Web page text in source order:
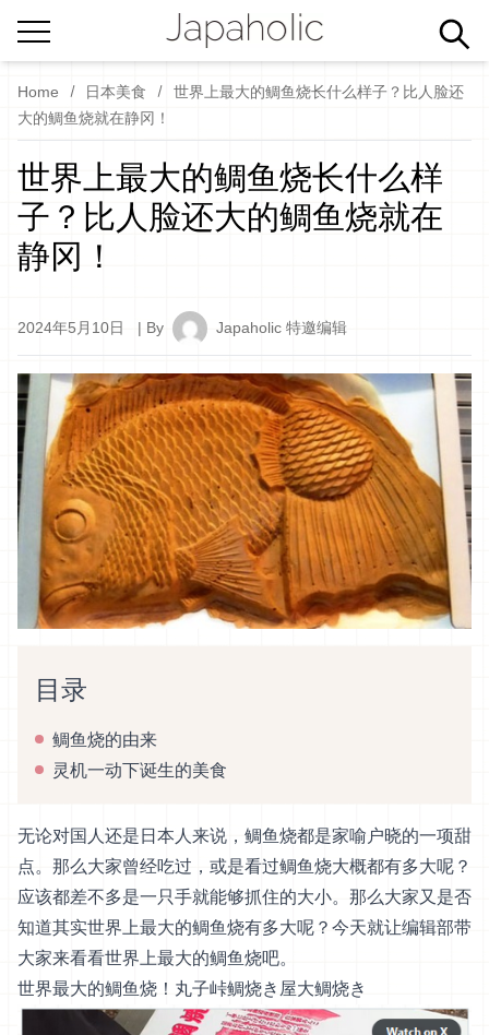
Home 日本美食
世界上最大的鲷鱼烧长什么样子？比人脸还
大的鲷鱼烧就在静冈！
世界上最大的鲷鱼烧长什么样
子？比人脸还大的鲷鱼烧就在
静冈！
2024年5月10日 | By Japaholic 特邀编辑
目录
鲷鱼烧的由来
灵机一动下诞生的美食
无论对国人还是日本人来说，鲷鱼烧都是家喻户晓的一项甜
点。那么大家曾经吃过，或是看过鲷鱼烧大概都有多大呢？
应该都差不多是一只手就能够抓住的大小。那么大家又是否
知道其实世界上最大的鲷鱼烧有多大呢？今天就让编辑部带
大家来看看世界上最大的鲷鱼烧吧。
世界最大的鲷鱼烧！丸子峠鲷烧き屋大鲷烧き